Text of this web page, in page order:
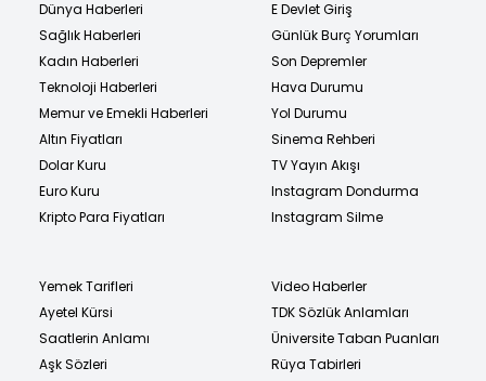
Dünya Haberleri
Sağlık Haberleri
Kadın Haberleri
Teknoloji Haberleri
Memur ve Emekli Haberleri
Altın Fiyatları
Dolar Kuru
Euro Kuru
Kripto Para Fiyatları
E Devlet Giriş
Günlük Burç Yorumları
Son Depremler
Hava Durumu
Yol Durumu
Sinema Rehberi
TV Yayın Akışı
Instagram Dondurma
Instagram Silme
Yemek Tarifleri
Ayetel Kürsi
Saatlerin Anlamı
Aşk Sözleri
Video Haberler
TDK Sözlük Anlamları
Üniversite Taban Puanları
Rüya Tabirleri